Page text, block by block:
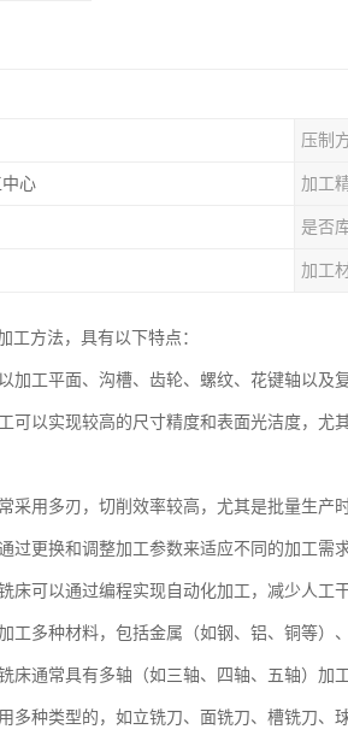
压制
中心 加工
是否
加工
工方法，具有以下特点：
加工平面、沟槽、齿轮、螺纹、花键轴以及
可以实现较高的尺寸精度和表面光洁度，尤
用多刃，切削效率较高，尤其是批量生产
更换和调整加工参数来适应不同的加工需
可以通过编程实现自动化加工，减少人工
多种材料，包括金属（如钢、铝、铜等）
床通常具有多轴（如三轴、四轴、五轴）加
种类型的，如立铣刀、面铣刀、槽铣刀、